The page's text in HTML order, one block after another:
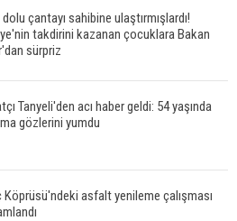
dolu çantayı sahibine ulaştırmışlardı!
takdirini kazanan çocuklara Bakan
sürpriz
Tanyeli'den acı haber geldi: 54 yaşında
gözlerini yumdu
Köprüsü'ndeki asfalt yenileme çalışması